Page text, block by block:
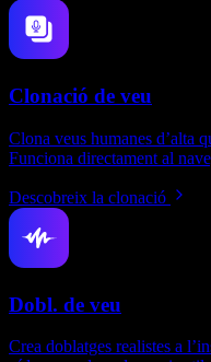
Clonació de veu
Clona veus humanes d’alta
Funciona directament al
Descobreix la clonació
Dobl. de veu
Crea doblatges realistes a